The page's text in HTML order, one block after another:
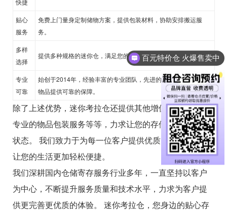
贴心
服务
免费上门量身定制储物方案，提供包装材料，协助安排搬运服
务。
多样
选择
提供多种规格的迷你仓，满足您的不同存储需求。
专业
可靠
始创于2014年，经验丰富的专业团队，先进的仓储设备，为您的
物品提供可靠的保障。
除了上述优势，迷你考拉仓还提供其他增值服务，例如
专业的物品包装服务等等，力求让您的存储体验达到佳
状态。 我们致力于为每一位客户提供优质的仓储服务，
让您的生活更加轻松便捷。
我们深耕国内仓储寄存服务行业多年，一直坚持以客户
为中心，不断提升服务质量和技术水平，力求为客户提
供更完善更优质的体验。 迷你考拉仓，您身边的贴心存
百元特价仓 火爆售卖中